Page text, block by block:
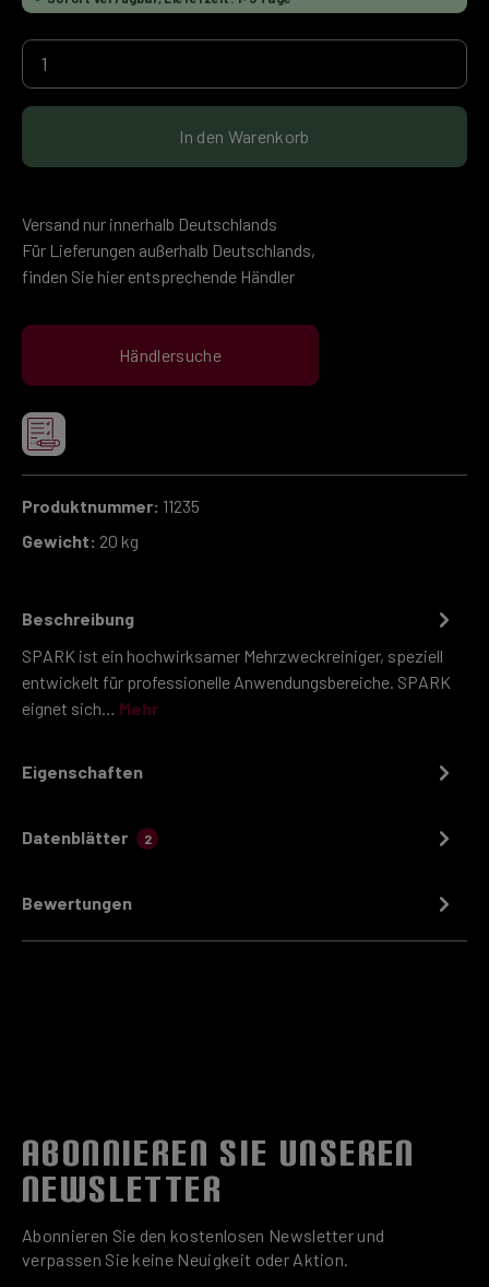
Produkt Anzahl: Gib den gewünschten Wert
In den Warenkorb
Versand nur innerhalb Deutschlands
Für Lieferungen außerhalb Deutschlands,
finden Sie hier entsprechende Händler
Händlersuche
Produktnummer: 11235
Gewicht: 20 kg
Beschreibung
SPARK ist ein hochwirksamer Mehrzweckreiniger, speziell
entwickelt für professionelle Anwendungsbereiche. SPARK
eignet sich… Mehr
Eigenschaften
Datenblätter 2
Bewertungen
ABONNIEREN SIE UNSEREN
NEWSLETTER
Abonnieren Sie den kostenlosen Newsletter und
verpassen Sie keine Neuigkeit oder Aktion.